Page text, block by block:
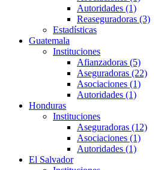
Autoridades (1)
Reaseguradoras (3)
Estadísticas
Guatemala
Instituciones
Afianzadoras (5)
Aseguradoras (22)
Asociaciones (1)
Autoridades (1)
Honduras
Instituciones
Aseguradoras (12)
Asociaciones (1)
Autoridades (1)
El Salvador